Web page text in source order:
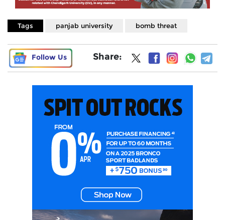
Tags panjab university bomb threat
Follow Us Share: